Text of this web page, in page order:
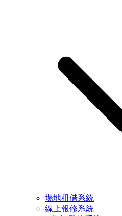
場地租借系統
線上報修系統